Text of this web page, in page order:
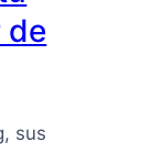
de
sus